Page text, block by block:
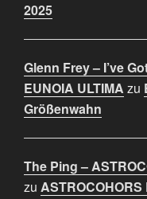
2025
Glenn Frey – I’ve
EUNOIA ULTIMA zu
Größenwahn
The Ping –
zu ASTROCOHORS